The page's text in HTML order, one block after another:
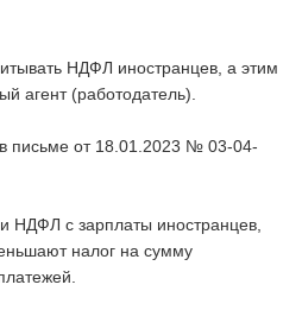
НДФЛ иностранцев, а этим
агент (работодатель).
письме от 18.01.2023 № 03-04-
НДФЛ с зарплаты иностранцев,
налог на сумму